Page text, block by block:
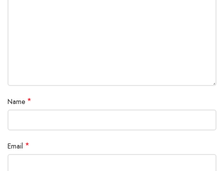
Name *
Email *